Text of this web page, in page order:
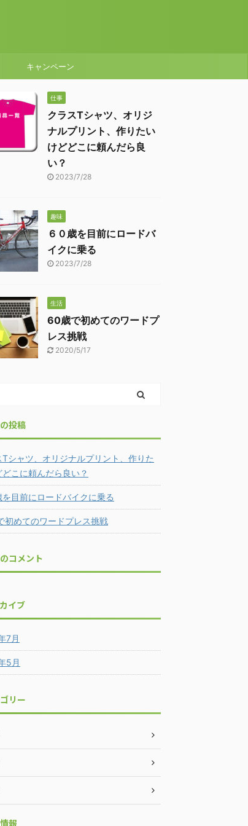
キャンペーン
仕事
クラスTシャツ、オリジ
ナルプリント、作りたい
けどどこに頼んだら良
い？
2023/7/28
趣味
６０歳を目前にロードバ
イクに乗る
2023/7/28
生活
60歳で初めてのワードプ
レス挑戦
2020/5/17
投稿
Tシャツ、オリジナルプリント、作りた
どこに頼んだら良い？
を目前にロードバイクに乗る
初めてのワードプレス挑戦
コメント
イブ
7月
5月
リー
報